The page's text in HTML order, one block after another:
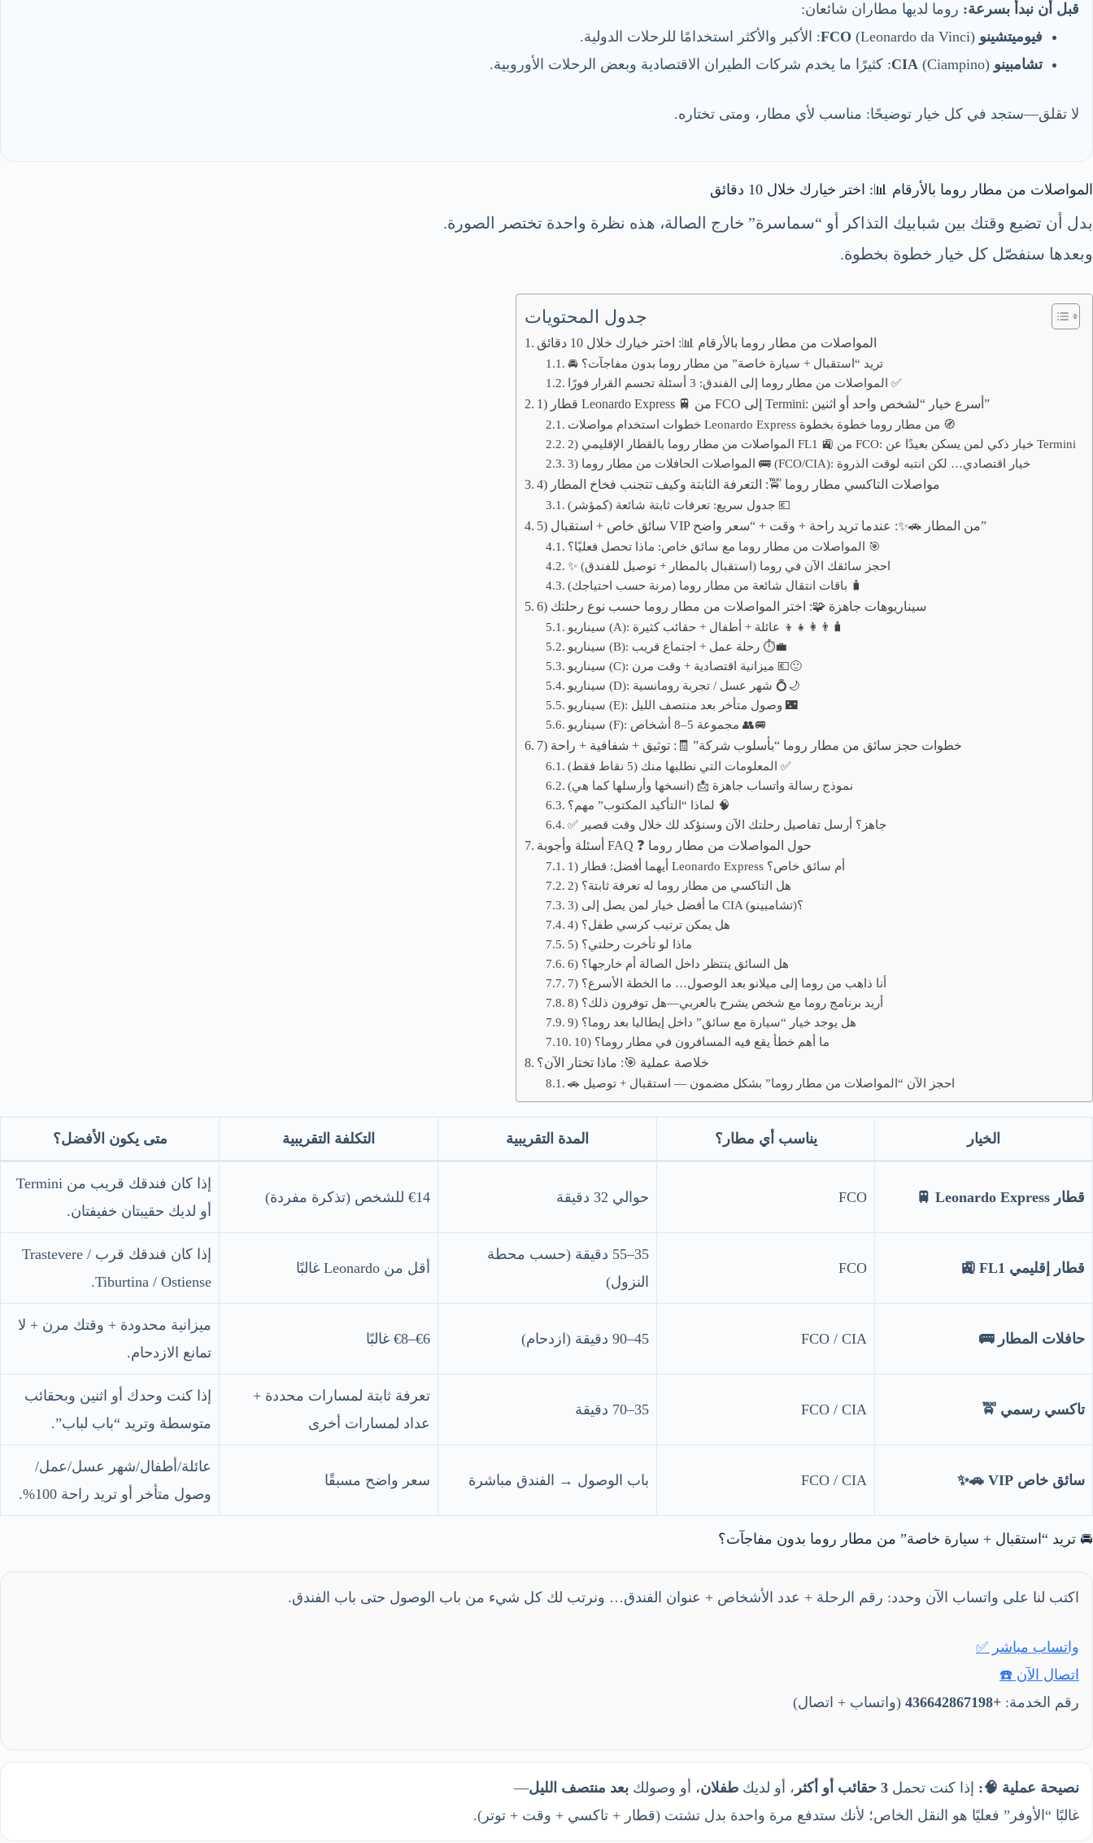
قبل أن نبدأ بسرعة: روما لديها مطاران شائعان:
فيوميتشينو FCO (Leonardo da Vinci): الأكبر والأكثر استخدامًا للرحلات الدولية.
تشامبينو CIA (Ciampino): كثيرًا ما يخدم شركات الطيران الاقتصادية وبعض الرحلات الأوروبية.
لا تقلق—ستجد في كل خيار توضيحًا: مناسب لأي مطار، ومتى تختاره.
المواصلات من مطار روما بالأرقام 📊: اختر خيارك خلال 10 دقائق
بدل أن تضيع وقتك بين شبابيك التذاكر أو “سماسرة” خارج الصالة، هذه نظرة واحدة تختصر الصورة.
وبعدها سنفصّل كل خيار خطوة بخطوة.
جدول المحتويات
المواصلات من مطار روما بالأرقام 📊: اختر خيارك خلال 10 دقائق
🚘 تريد “استقبال + سيارة خاصة” من مطار روما بدون مفاجآت؟
المواصلات من مطار روما إلى الفندق: 3 أسئلة تحسم القرار فورًا ✅
1) قطار Leonardo Express 🚆 من FCO إلى Termini: أسرع خيار “لشخص واحد أو اثنين”
خطوات استخدام مواصلات Leonardo Express من مطار روما خطوة بخطوة 🧭
2) المواصلات من مطار روما بالقطار الإقليمي FL1 🚉 من FCO: خيار ذكي لمن يسكن بعيدًا عن Termini
3) المواصلات الحافلات من مطار روما 🚌 (FCO/CIA): خيار اقتصادي… لكن انتبه لوقت الذروة
4) مواصلات التاكسي مطار روما 🚖: التعرفة الثابتة وكيف تتجنب فخاخ المطار
جدول سريع: تعرفات ثابتة شائعة (كمؤشر) 💶
5) سائق خاص + استقبال VIP من المطار 🚗✨: عندما تريد راحة + وقت + “سعر واضح”
المواصلات من مطار روما مع سائق خاص: ماذا تحصل فعليًا؟ 🎯
✨ احجز سائقك الآن في روما (استقبال بالمطار + توصيل للفندق)
باقات انتقال شائعة من مطار روما (مرنة حسب احتياجك) 🧳
6) سيناريوهات جاهزة 🧩: اختر المواصلات من مطار روما حسب نوع رحلتك
سيناريو (A): عائلة + أطفال + حقائب كثيرة 👨‍👩‍👧‍👦🧳
سيناريو (B): رحلة عمل + اجتماع قريب ⏱️💼
سيناريو (C): ميزانية اقتصادية + وقت مرن 💶🙂
سيناريو (D): شهر عسل / تجربة رومانسية 💍🌙
سيناريو (E): وصول متأخر بعد منتصف الليل 🌃
سيناريو (F): مجموعة 5–8 أشخاص 👥🚐
7) خطوات حجز سائق من مطار روما “بأسلوب شركة” 🧾: توثيق + شفافية + راحة
المعلومات التي نطلبها منك (5 نقاط فقط) ✅
نموذج رسالة واتساب جاهزة 📩 (انسخها وأرسلها كما هي)
لماذا “التأكيد المكتوب” مهم؟ 🧠
✅ جاهز؟ أرسل تفاصيل رحلتك الآن وسنؤكد لك خلال وقت قصير
أسئلة وأجوبة FAQ ❓ حول المواصلات من مطار روما
1) أيهما أفضل: قطار Leonardo Express أم سائق خاص؟
2) هل التاكسي من مطار روما له تعرفة ثابتة؟
3) ما أفضل خيار لمن يصل إلى CIA (تشامبينو)؟
4) هل يمكن ترتيب كرسي طفل؟
5) ماذا لو تأخرت رحلتي؟
6) هل السائق ينتظر داخل الصالة أم خارجها؟
7) أنا ذاهب من روما إلى ميلانو بعد الوصول… ما الخطة الأسرع؟
8) أريد برنامج روما مع شخص يشرح بالعربي—هل توفرون ذلك؟
9) هل يوجد خيار “سيارة مع سائق” داخل إيطاليا بعد روما؟
10) ما أهم خطأ يقع فيه المسافرون في مطار روما؟
خلاصة عملية 🎯: ماذا تختار الآن؟
🚗 احجز الآن “المواصلات من مطار روما” بشكل مضمون — استقبال + توصيل
الخيار يناسب أي مطار؟ المدة التقريبية التكلفة التقريبية متى يكون الأفضل؟
قطار Leonardo Express 🚆 FCO حوالي 32 دقيقة €14 للشخص (تذكرة مفردة)
إذا كان فندقك قريب من Termini
أو لديك حقيبتان خفيفتان.
قطار إقليمي FL1 🚉 FCO
35–55 دقيقة (حسب محطة
النزول)
أقل من Leonardo غالبًا
إذا كان فندقك قرب Trastevere /
Tiburtina / Ostiense.
حافلات المطار 🚌 FCO / CIA 45–90 دقيقة (ازدحام) €6–€8 غالبًا
ميزانية محدودة + وقتك مرن + لا
تمانع الازدحام.
تاكسي رسمي 🚖 FCO / CIA 35–70 دقيقة
تعرفة ثابتة لمسارات محددة +
عداد لمسارات أخرى
إذا كنت وحدك أو اثنين وبحقائب
متوسطة وتريد “باب لباب”.
سائق خاص VIP 🚗✨ FCO / CIA باب الوصول → الفندق مباشرة سعر واضح مسبقًا
عائلة/أطفال/شهر عسل/عمل/
وصول متأخر أو تريد راحة 100%.
🚘 تريد “استقبال + سيارة خاصة” من مطار روما بدون مفاجآت؟
اكتب لنا على واتساب الآن وحدد: رقم الرحلة + عدد الأشخاص + عنوان الفندق… ونرتب لك كل شيء من باب الوصول حتى باب الفندق.
واتساب مباشر ✅
اتصال الآن ☎️
رقم الخدمة: +436642867198 (واتساب + اتصال)
نصيحة عملية 🧠: إذا كنت تحمل 3 حقائب أو أكثر ، أو لديك طفلان، أو وصولك بعد منتصف الليل—
غالبًا “الأوفر” فعليًا هو النقل الخاص؛ لأنك ستدفع مرة واحدة بدل تشتت (قطار + تاكسي + وقت + توتر).